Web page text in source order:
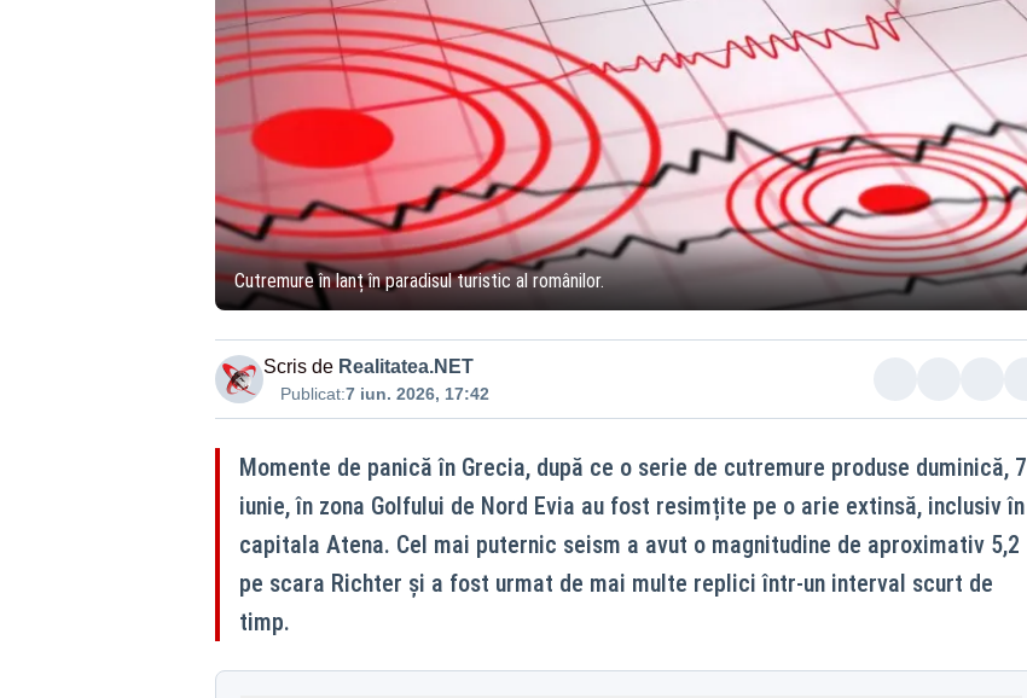
Cutremure în lanț în paradisul turistic al românilor.
Scris de Realitatea.NET
Publicat:7 iun. 2026, 17:42
Momente de panică în Grecia, după ce o serie de cutremure produse duminică, 7
iunie, în zona Golfului de Nord Evia au fost resimțite pe o arie extinsă, inclusiv în
capitala Atena. Cel mai puternic seism a avut o magnitudine de aproximativ 5,2
pe scara Richter și a fost urmat de mai multe replici într-un interval scurt de
timp.